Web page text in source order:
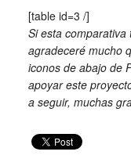
[table id=3 /]
Si esta
agradeceré mucho
iconos de abajo de
apoyar este
a seguir, muchas